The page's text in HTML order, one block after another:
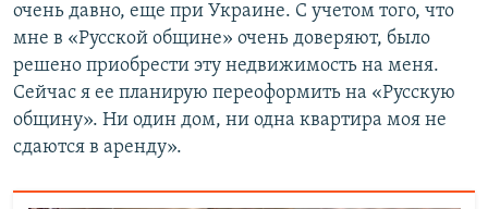
очень давно, еще при Украине. С учетом того, что
мне в «Русской общине» очень доверяют, было
решено приобрести эту недвижимость на меня.
Сейчас я ее планирую переоформить на «Русскую
общину». Ни один дом, ни одна квартира моя не
сдаются в аренду».